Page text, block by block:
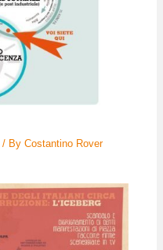
/ ByCostantino Rover